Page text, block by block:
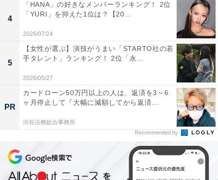
View this post on Instagram
A post shared by 横浜流星 (@ryuseiyokohama_official)
4
「HANA」の好きなメンバーランキング！ 2位
「YURI」を抑えた1位は？【20...
2026/07/24
5
【女性が選ぶ】演技がうまい「STARTO社の若
手タレント」ランキング！ 2位「永...
2026/05/27
PR
カードローン50万円以上の人は、返済を3～6
ヶ月停止して『大幅に減額してから返済...
渋谷法務総合事務所
Recommended by